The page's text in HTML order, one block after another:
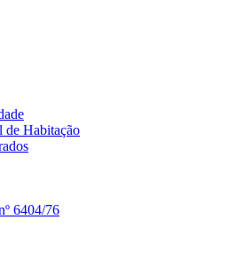
de Habitação
6404/76